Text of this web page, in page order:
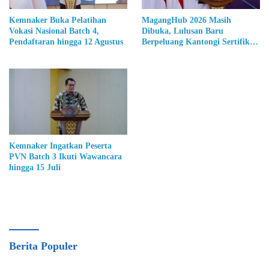
Kemnaker Buka Pelatihan
Vokasi Nasional Batch 4,
Pendaftaran hingga 12 Agustus
MagangHub 2026 Masih
Dibuka, Lulusan Baru
Berpeluang Kantongi Sertifikat
Kemnaker Ingatkan Peserta
PVN Batch 3 Ikuti Wawancara
hingga 15 Juli
Berita Populer